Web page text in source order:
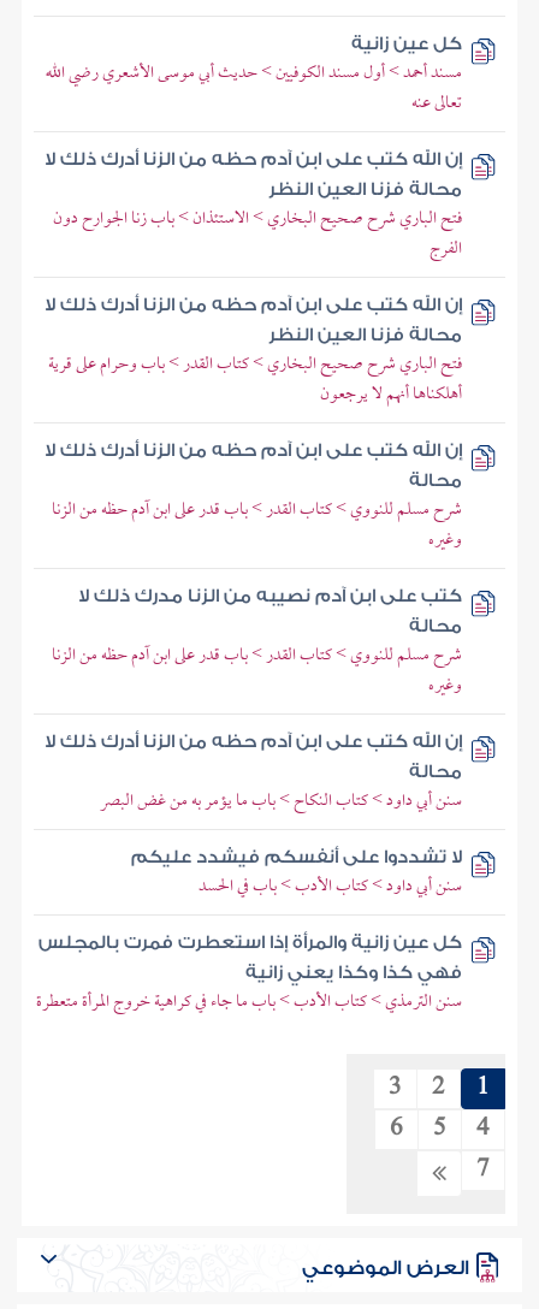
كل عين زانية
مسند أحمد > أول مسند الكوفيين > حديث أبي موسى الأشعري رضي الله
تعالى عنه
إن الله كتب على ابن آدم حظه من الزنا أدرك ذلك لا
محالة فزنا العين النظر
فتح الباري شرح صحيح البخاري > الاستئذان > باب زنا الجوارح دون
الفرج
إن الله كتب على ابن آدم حظه من الزنا أدرك ذلك لا
محالة فزنا العين النظر
فتح الباري شرح صحيح البخاري > كتاب القدر > باب وحرام على قرية
أهلكناها أنهم لا يرجعون
إن الله كتب على ابن آدم حظه من الزنا أدرك ذلك لا
محالة
شرح مسلم للنووي > كتاب القدر > باب قدر على ابن آدم حظه من الزنا
وغيره
كتب على ابن آدم نصيبه من الزنا مدرك ذلك لا
محالة
شرح مسلم للنووي > كتاب القدر > باب قدر على ابن آدم حظه من الزنا
وغيره
إن الله كتب على ابن آدم حظه من الزنا أدرك ذلك لا
محالة
سنن أبي داود > كتاب النكاح > باب ما يؤمر به من غض البصر
لا تشددوا على أنفسكم فيشدد عليكم
سنن أبي داود > كتاب الأدب > باب في الحسد
كل عين زانية والمرأة إذا استعطرت فمرت بالمجلس
فهي كذا وكذا يعني زانية
سنن الترمذي > كتاب الأدب > باب ما جاء في كراهية خروج المرأة متعطرة
1
2
3
4
5
6
7
العرض الموضوعي